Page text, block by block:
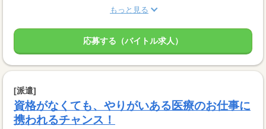
もっと見る
応募する（バイトル求人）
[派遣]
資格がなくても、やりがいある医療のお仕事に
携われるチャンス！